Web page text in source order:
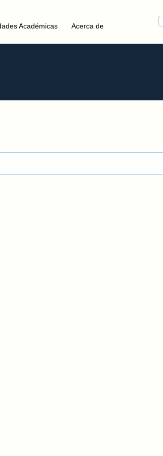
Académicas Acerca de